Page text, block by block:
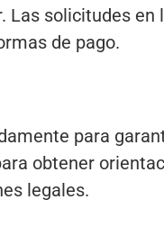
solicitudes
de pago.
para
obtener
legales.